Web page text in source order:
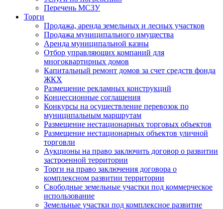
Перечень МСЗУ
Торги
Продажа, аренда земельных и лесных участков
Продажа муниципального имущества
Аренда муниципальной казны
Отбор управляющих компаний для
многоквартирных домов
Капитальный ремонт домов за счет средств фонда
ЖКХ
Размещение рекламных конструкций
Концессионные соглашения
Конкурсы на осуществление перевозок по
муниципальным маршрутам
Размещение нестационарных торговых объектов
Размещение нестационарных объектов уличной
торговли
Аукционы на право заключить договор о развитии
застроенной территории
Торги на право заключения договора о
комплексном развитии территории
Свободные земельные участки под коммерческое
использование
Земельные участки под комплексное развитие